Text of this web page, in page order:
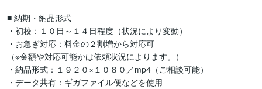
■ 納期・納品形式
・初校：１０日～１４日程度（状況により変動）
・お急ぎ対応：料金の２割増から対応可
（※金額や対応可能かは依頼状況によります。）
・納品形式：１９２０×１０８０／mp4（ご相談可能）
・データ共有：ギガファイル便などを使用